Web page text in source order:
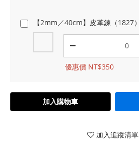
【2mm／40cm】皮革鍊（1827）
優惠價 NT$350
加入購物車
加入追蹤清單